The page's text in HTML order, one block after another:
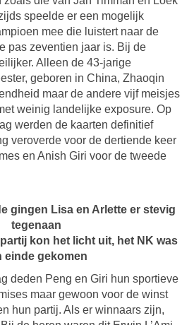
speelde er een mogelijk
mee die luistert naar de
pas zeventien jaar is. Bij de
Alleen de 43-jarige
geboren in China, Zhaoqin
maar de andere vijf meisjes
weinig landelijke exposure. Op
werden de kaarten definitief
veroverde voor de dertiende keer
en Anish Giri voor de tweede
gingen Lisa en Arlette er stevig
tegenaan
kon het licht uit, het NK was
einde gekomen
deden Peng en Giri hun sportieve
maar gewoon voor de winst
hun partij. Als er winnaars zijn,